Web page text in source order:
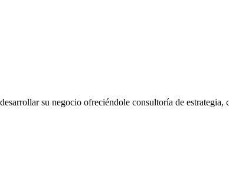
su negocio ofreciéndole consultoría de estrategia,